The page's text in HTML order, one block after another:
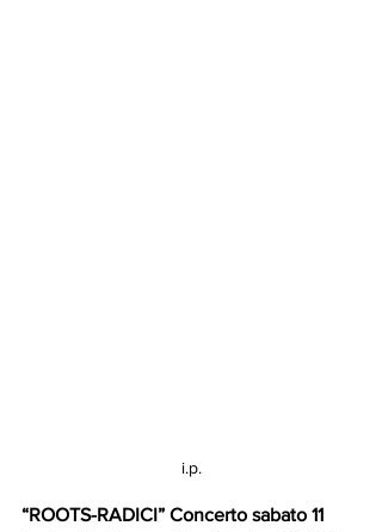
i.p.
“ROOTS-RADICI” Concerto sabato 11